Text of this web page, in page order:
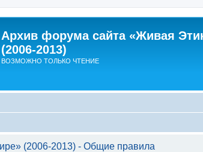
Архив форума сайта «Живая
(2006-2013)
ВОЗМОЖНО ТОЛЬКО ЧТЕНИЕ
(2006-2013) - Общие правила